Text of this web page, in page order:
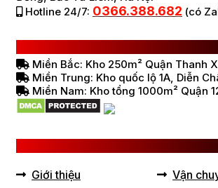
Hotline 24/7: 0366.388.682 (có
Miền Bắc: Kho 250m² Quận Thanh
Miền Trung: Kho quốc lộ 1A, Diễn
Miền Nam: Kho tổng 1000m² Quận
Giới thiệu
Vận